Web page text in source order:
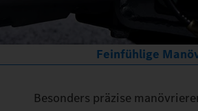
Feinfühlige
Besonders präzise